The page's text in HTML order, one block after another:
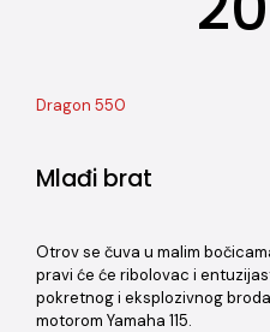
Dragon 550
Mlađi brat
Otrov se čuva u malim
pravi će će ribolovac i
pokretnog i eksplozivnog
motorom Yamaha 115.